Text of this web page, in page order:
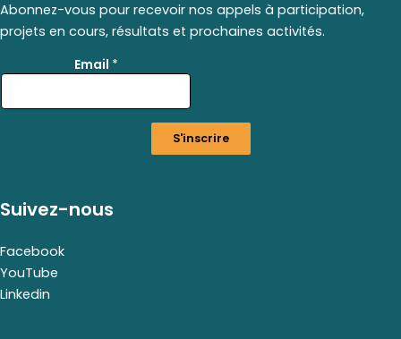
Abonnez-vous pour recevoir nos appels à participation,
projets en cours, résultats et prochaines activités.
l
*
E
Email *
S'inscrire
Suivez-nous
Facebook
YouTube
Linkedin